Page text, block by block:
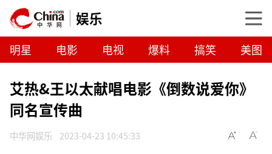
娱乐
明星 电影 电视 爆料 搞笑 美图
艾热&王以太献唱电影《倒数说爱你》
同名宣传曲
中华网娱乐 2023-04-23 10:45:33